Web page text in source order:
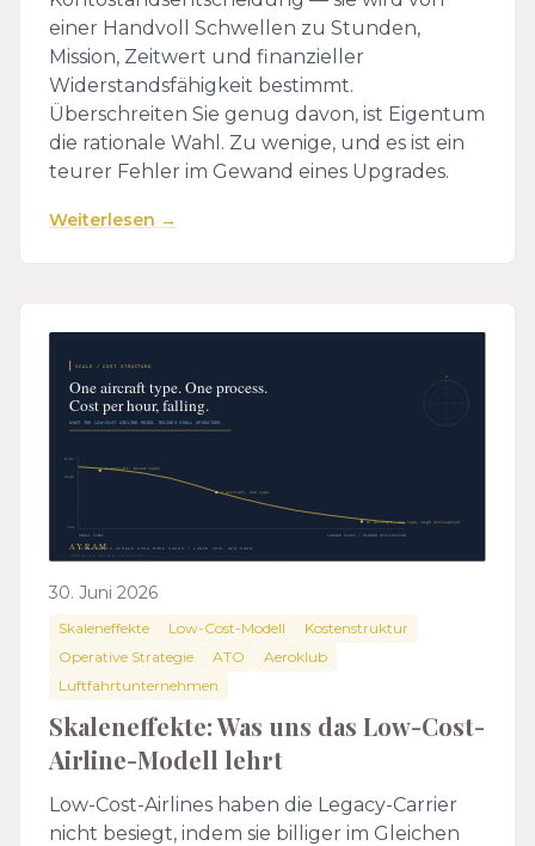
einer Handvoll Schwellen zu Stunden,
Mission, Zeitwert und finanzieller
Widerstandsfähigkeit bestimmt.
Überschreiten Sie genug davon, ist Eigentum
die rationale Wahl. Zu wenige, und es ist ein
teurer Fehler im Gewand eines Upgrades.
Weiterlesen →
30. Juni 2026
Skaleneffekte Low-Cost-Modell
Kostenstruktur
Operative Strategie
ATO
Aeroklub
Luftfahrtunternehmen
Skaleneffekte: Was uns das Low-Cost-
Airline-Modell lehrt
Low-Cost-Airlines haben die Legacy-Carrier
nicht besiegt, indem sie billiger im Gleichen